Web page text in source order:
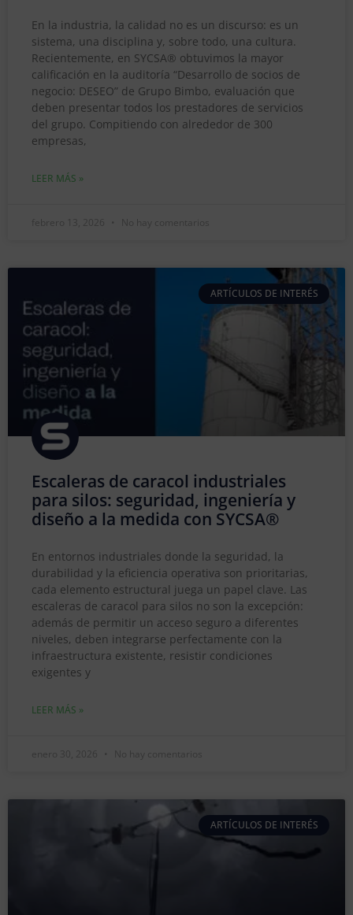
En la industria, la calidad no es un discurso: es un
sistema, una disciplina y, sobre todo, una cultura.
Recientemente, en SYCSA® obtuvimos la mayor
calificación en la auditoría “Desarrollo de socios de
negocio: DESEO” de Grupo Bimbo, evaluación que
deben presentar todos los prestadores de servicios
del grupo. Compitiendo con alrededor de 300
empresas,
LEER MÁS »
febrero 13, 2026 No hay comentarios
ARTÍCULOS DE INTERÉS
Escaleras de caracol industriales
para silos: seguridad, ingeniería y
diseño a la medida con SYCSA®
En entornos industriales donde la seguridad, la
durabilidad y la eficiencia operativa son prioritarias,
cada elemento estructural juega un papel clave. Las
escaleras de caracol para silos no son la excepción:
además de permitir un acceso seguro a diferentes
niveles, deben integrarse perfectamente con la
infraestructura existente, resistir condiciones
exigentes y
LEER MÁS »
enero 30, 2026 No hay comentarios
ARTÍCULOS DE INTERÉS